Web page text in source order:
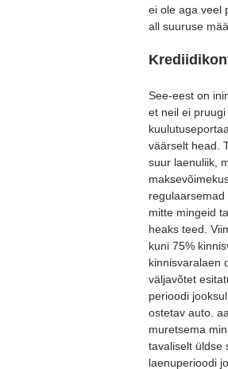
ei ole aga veel
all suuruse
See-eest on
et neil ei
väärselt head.
suur laenuliik,
mitte mingeid
heaks teed.
kuni 75%
kinnisvaralaen
väljavõtet
perioodi
ostetav auto.
muretsema
tavaliselt üldse
laenuperioodi